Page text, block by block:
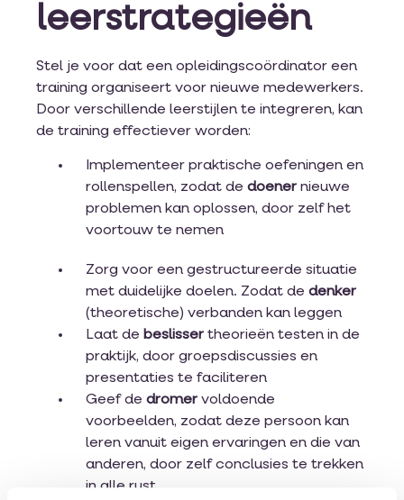
leerstrategieën
Stel je voor dat een opleidingscoördinator een
training organiseert voor nieuwe medewerkers.
Door verschillende leerstijlen te integreren, kan
de training effectiever worden:
Implementeer praktische oefeningen en
rollenspellen, zodat de doener nieuwe
problemen kan oplossen, door zelf het
voortouw te nemen
Zorg voor een gestructureerde situatie
met duidelijke doelen. Zodat de denker
(theoretische) verbanden kan leggen​
Laat de beslisser theorieën testen in de
praktijk, door groepsdiscussies en
presentaties te faciliteren
Geef de dromer voldoende
voorbeelden, zodat deze persoon kan
leren vanuit eigen ervaringen en die van
anderen, door zelf conclusies te trekken
in alle rust